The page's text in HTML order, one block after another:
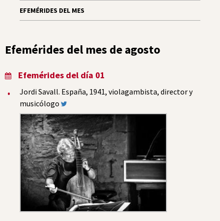
EFEMÉRIDES DEL MES
Efemérides del mes de agosto
Efemérides del día 01
Jordi Savall. España, 1941, violagambista, director y
musicólogo